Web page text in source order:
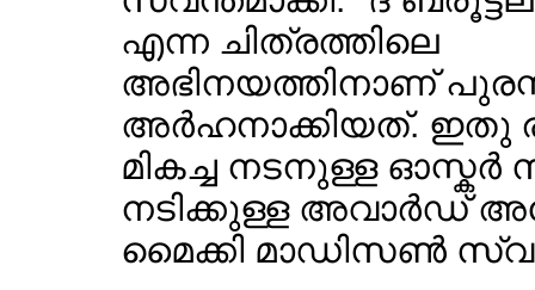
എന്ന ചിത്രത്തിലെ
അഭിനയത്തിനാണ്
അര്‍ഹനാക്കിയത്. ഇതു
മികച്ച നടനുള്ള ഓസ്കര്‍
നടിക്കുള്ള അവാര്‍ഡ്
മൈക്കി മാഡിസണ്‍